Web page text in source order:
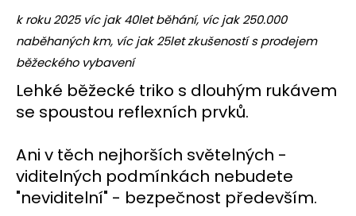
k roku 2025 víc jak 40let běhání, víc jak 250.000
naběhaných km, víc jak 25let zkušeností s prodejem
běžeckého vybavení
Lehké běžecké triko s dlouhým rukávem
se spoustou reflexních prvků.
Ani v těch nejhorších světelných -
viditelných podmínkách nebudete
"neviditelní" - bezpečnost především.
D
o
p
o
r
u
č
j
e
m
e